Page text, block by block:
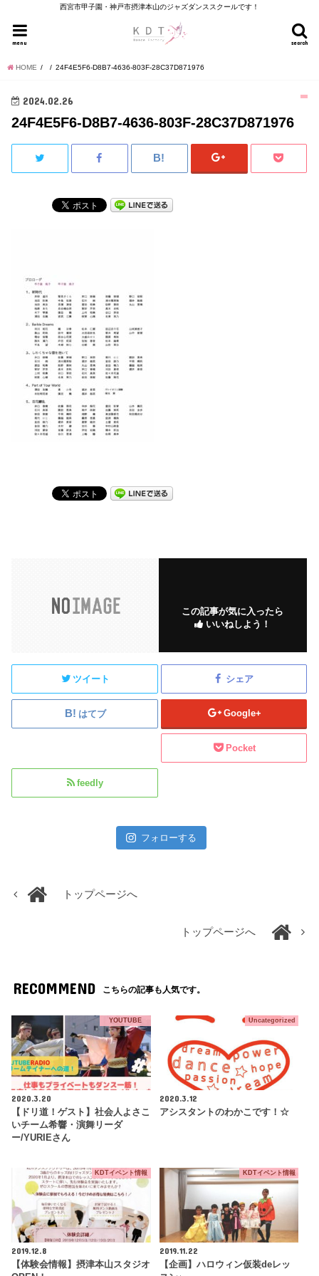
西宮市甲子園・神戸市摂津本山のジャズダンススクールです！
search
menu
HOME 24F4E5F6-D8B7-4636-803F-28C37D871976
2024.02.26
24F4E5F6-D8B7-4636-803F-28C37D871976
この記事が気に入ったら
いいねしよう！
ツイート シェア
はてブ Google+
Pocket
feedly
フォローする
トップページへ
トップページへ
RECOMMEND こちらの記事も人気です。
YOUTUBE
2020.3.20
【ドリ道！ゲスト】社会人よさこ
いチーム希響・演舞リーダ
ー/YURIEさん
Uncategorized
2020.3.12
アシスタントのわかこです！☆
KDTイベント情報
2019.12.8
【体験会情報】摂津本山スタジオ
KDTイベント情報
2019.11.22
【企画】ハロウィン仮装deレッ